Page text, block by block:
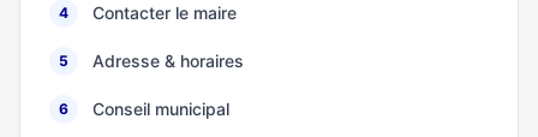
4 Contacter le maire
5 Adresse & horaires
6 Conseil municipal